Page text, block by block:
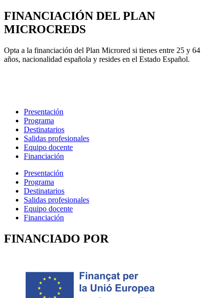
FINANCIACIÓN DEL PLAN
MICROCREDS
Opta a la financiación del Plan Microred si tienes entre 25 y 64
años, nacionalidad española y resides en el Estado Español.
Presentación
Programa
Destinatarios
Salidas profesionales
Equipo docente
Financiación
Presentación
Programa
Destinatarios
Salidas profesionales
Equipo docente
Financiación
FINANCIADO POR